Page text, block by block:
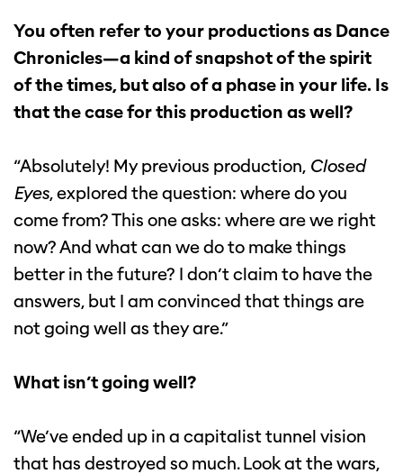
You often refer to your productions as Dance
Chronicles—a kind of snapshot of the spirit
of the times, but also of a phase in your life. Is
that the case for this production as well?
“Absolutely! My previous production, Closed
Eyes, explored the question: where do you
come from? This one asks: where are we right
now? And what can we do to make things
better in the future? I don’t claim to have the
answers, but I am convinced that things are
not going well as they are.”
What isn’t going well?
“We’ve ended up in a capitalist tunnel vision
that has destroyed so much. Look at the wars,